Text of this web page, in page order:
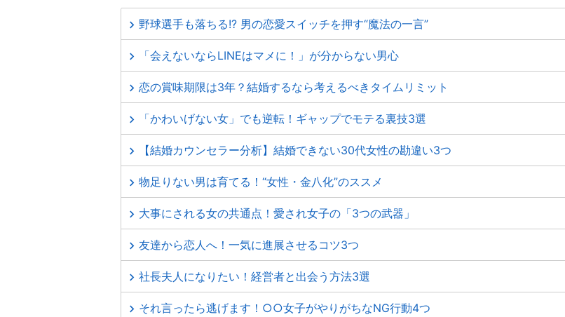
野球選手も落ちる!? 男の恋愛スイッチを押す“魔法の一言”
「会えないならLINEはマメに！」が分からない男心
恋の賞味期限は3年？結婚するなら考えるべきタイムリミット
「かわいげない女」でも逆転！ギャップでモテる裏技3選
【結婚カウンセラー分析】結婚できない30代女性の勘違い3つ
物足りない男は育てる！“女性・金八化”のススメ
大事にされる女の共通点！愛され女子の「3つの武器」
友達から恋人へ！一気に進展させるコツ3つ
社長夫人になりたい！経営者と出会う方法3選
それ言ったら逃げます！○○女子がやりがちなNG行動4つ